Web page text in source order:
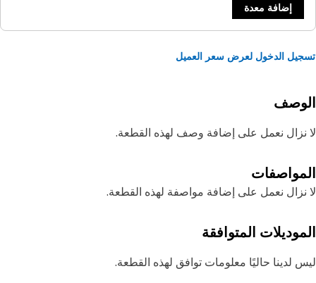
إضافة معدة
الدخول لعرض سعر العميل
نزال نعمل على إضافة وصف لهذه القطعة.
نعمل على إضافة مواصفة لهذه القطعة.
المتوافقة
لدينا حاليًا معلومات توافق لهذه القطعة.